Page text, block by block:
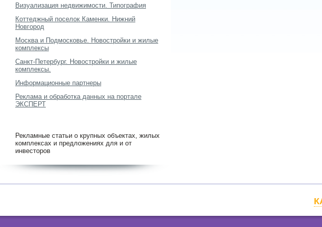
Визуализация недвижимости. Типография
Коттеджный поселок Каменки. Нижний
Новгород
Москва и Подмосковье. Новостройки и жилые
комплексы
Санкт-Петербург. Новостройки и жилые
комплексы.
Информационные партнеры
Реклама и обработка данных на портале
ЭКСПЕРТ
Рекламные статьи о крупных объектах, жилых
комплексах и предложениях для и от
инвесторов